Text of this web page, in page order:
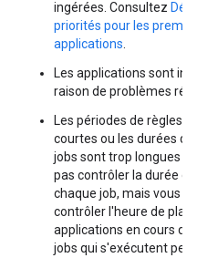
ingérées. Consultez
priorités pour les
applications
Les applications sont
raison de problèmes
Les périodes de règles
courtes ou les durées
jobs sont trop longues :
pas contrôler la durée
chaque job, mais vous
contrôler l'heure de
applications en cours
jobs qui s'exécutent